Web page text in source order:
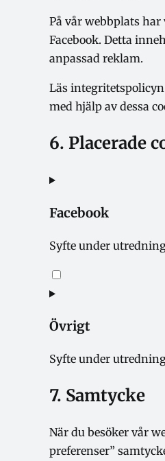
På vår webbplats
Facebook. Detta
anpassad reklam.
Läs
med hjälp av dessa
6. Placerade
Facebook
Syfte under
Consent
to
facebook
Övrigt
Syfte under
Consent
service
Övrigt
7. Samtycke
När du besöker vår
preferenser”